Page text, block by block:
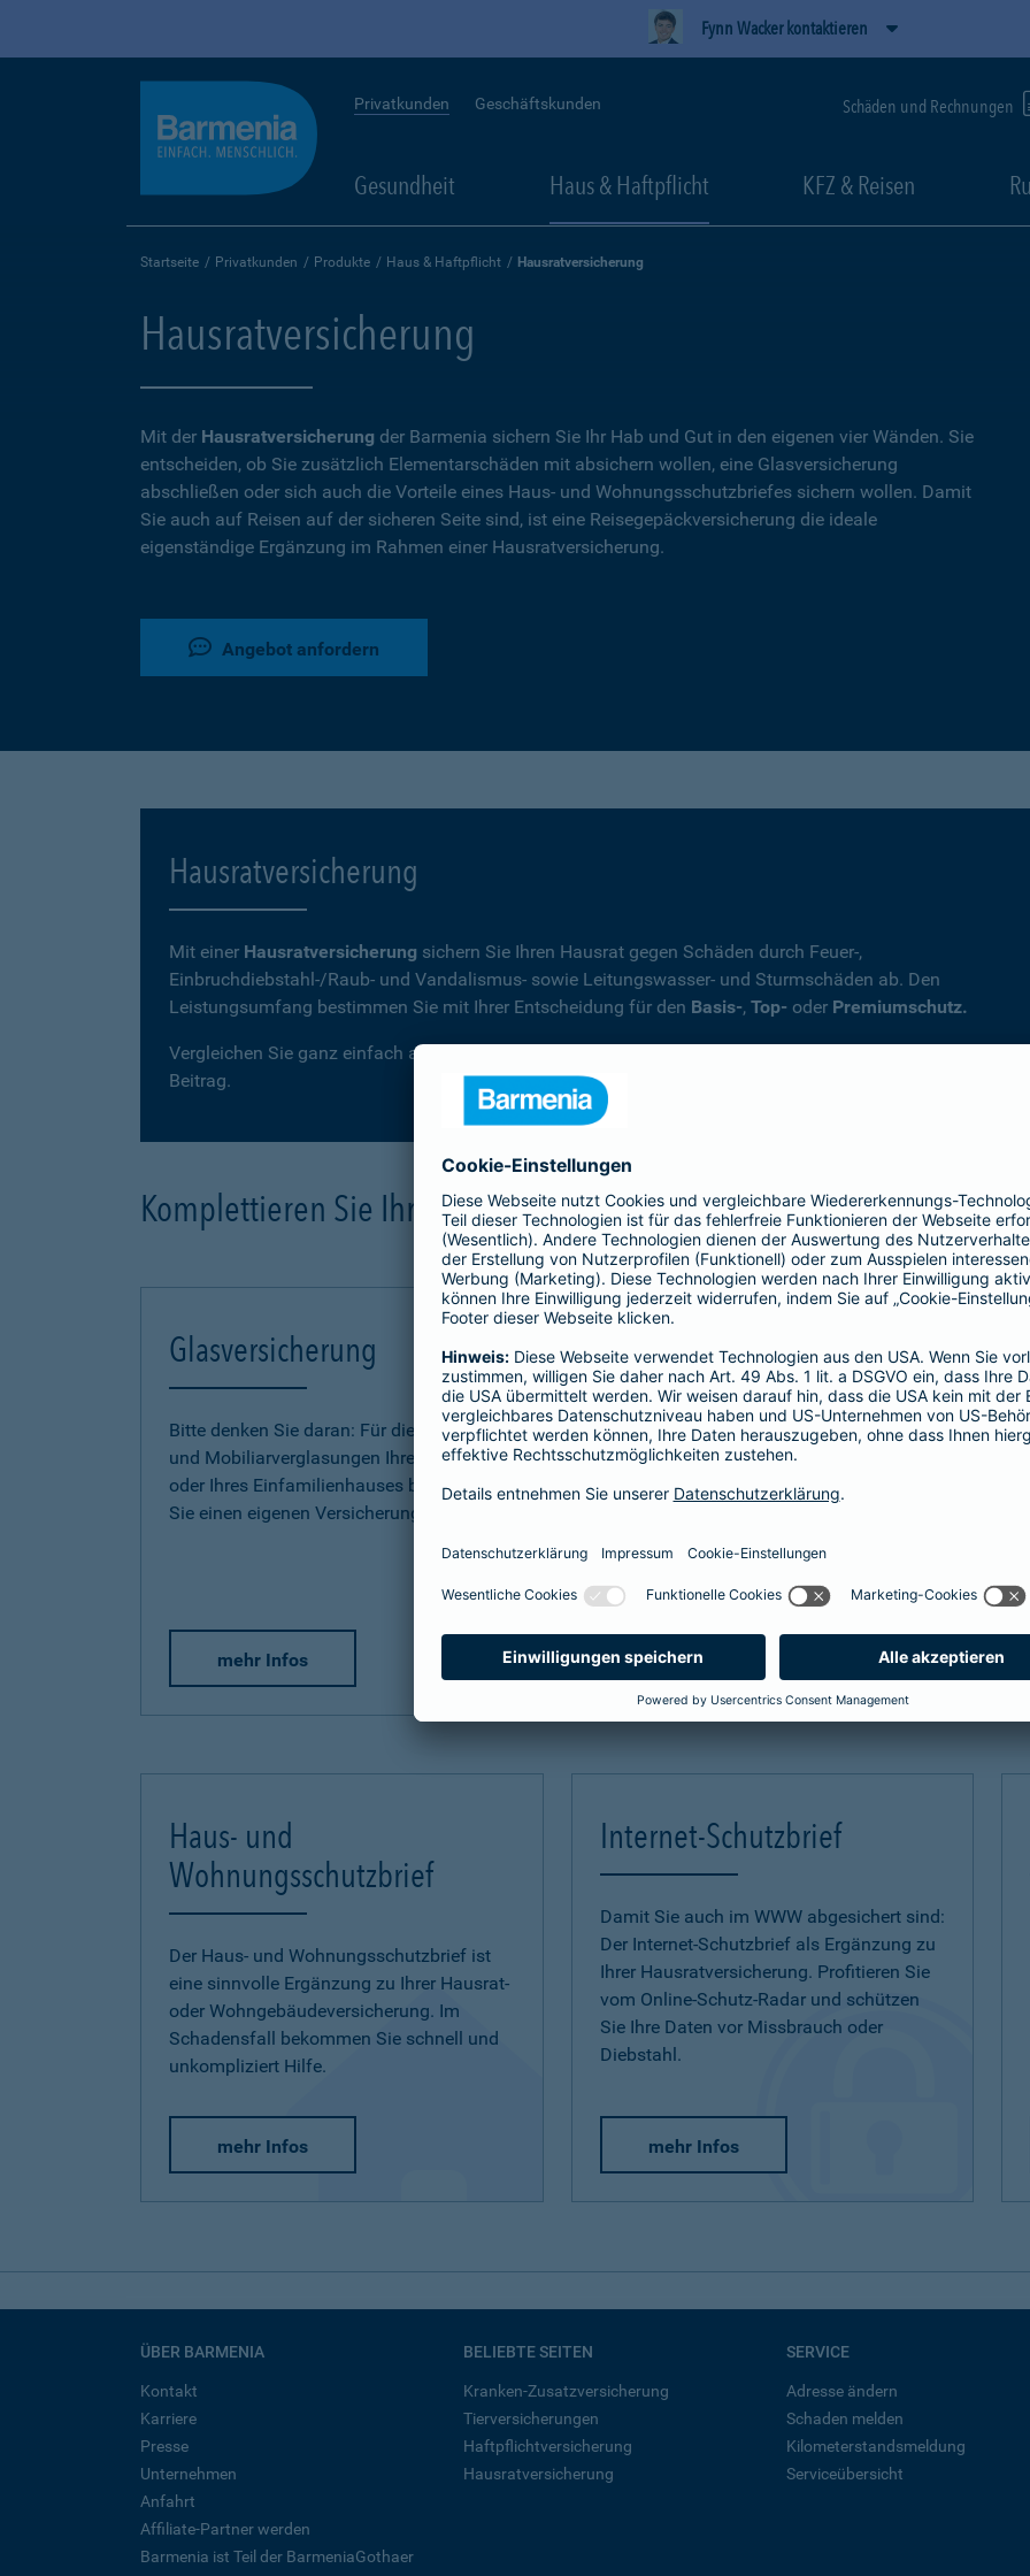
Fynn Wacker kontaktieren
Privatkunden Geschäftskunden Schäden und Rechnungen
Gesundheit Haus & Haftpflicht KFZ & Reisen
Startseite Privatkunden Produkte Haus & Haftpflicht Hausratversicherung
Hausratversicherung
Mit der Hausratversicherung der Barmenia sichern Sie Ihr Hab und Gut in den eigenen vier Wänden. Sie
entscheiden, ob Sie zusätzlich Elementarschäden mit absichern wollen, eine Glasversicherung
abschließen oder sich auch die Vorteile eines Haus- und Wohnungsschutzbriefes sichern wollen. Damit
Sie auch auf Reisen auf der sicheren Seite sind, ist eine Reisegepäckversicherung die ideale
eigenständige Ergänzung im Rahmen einer Hausratversicherung.
Angebot anfordern
Hausratversicherung
Mit einer Hausratversicherung sichern Sie Ihren Hausrat gegen Schäden durch Feuer-,
Einbruchdiebstahl-/Raub- und Vandalismus- sowie Leitungswasser- und Sturmschäden ab. Den
Leistungsumfang bestimmen Sie mit Ihrer Entscheidung für den Basis-, Top- oder Premiumschutz.
Vergleichen Sie ganz einfach auf der folgenden Seite die Leistungen und berechnen Sie Ihren
Beitrag.
Komplettieren Sie Ihre Hausratversicherung
Glasversicherung
Bitte denken Sie daran: Für die Gebäude-
und Mobiliarverglasungen Ihrer Wohnung
oder Ihres Einfamilienhauses benötigen
Sie einen eigenen Versicherungsschutz.
mehr Infos
Naturgefahren
Eine Ergänzung zu Ihrer Hausratversicherung, die
Unwetter und extreme Naturereignisse immer
Schäden z. B. durch Überschwemmung, Erdbeben,
ergänzen Sie Ihre Hausratversicherung um eine
zum Naturgefahren-Check
mehr Infos
Haus- und
Wohnungsschutzbrief
Der Haus- und Wohnungsschutzbrief ist
eine sinnvolle Ergänzung zu Ihrer Hausrat-
oder Wohngebäudeversicherung. Im
Schadensfall bekommen Sie schnell und
unkompliziert Hilfe.
mehr Infos
Internet-Schutzbrief
Damit Sie auch im WWW abgesichert sind:
Der Internet-Schutzbrief als Ergänzung zu
Ihrer Hausratversicherung. Profitieren Sie
vom Online-Schutz-Radar und schützen
Sie Ihre Daten vor Missbrauch oder
Diebstahl.
mehr Infos
ÜBER BARMENIA
Kontakt
Karriere
Presse
Unternehmen
Anfahrt
Affiliate-Partner werden
Barmenia ist Teil der BarmeniaGothaer
BELIEBTE SEITEN
Kranken-Zusatzversicherung
Tierversicherungen
Haftpflichtversicherung
Hausratversicherung
SERVICE
Adresse ändern
Schaden melden
Kilometerstandsmeldung
Serviceübersicht